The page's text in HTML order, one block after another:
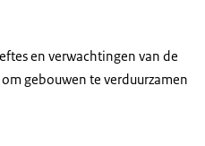
en verwachtingen van de
gebouwen te verduurzamen